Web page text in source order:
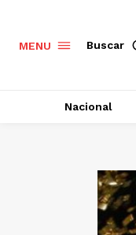
MENU Buscar
Nacional